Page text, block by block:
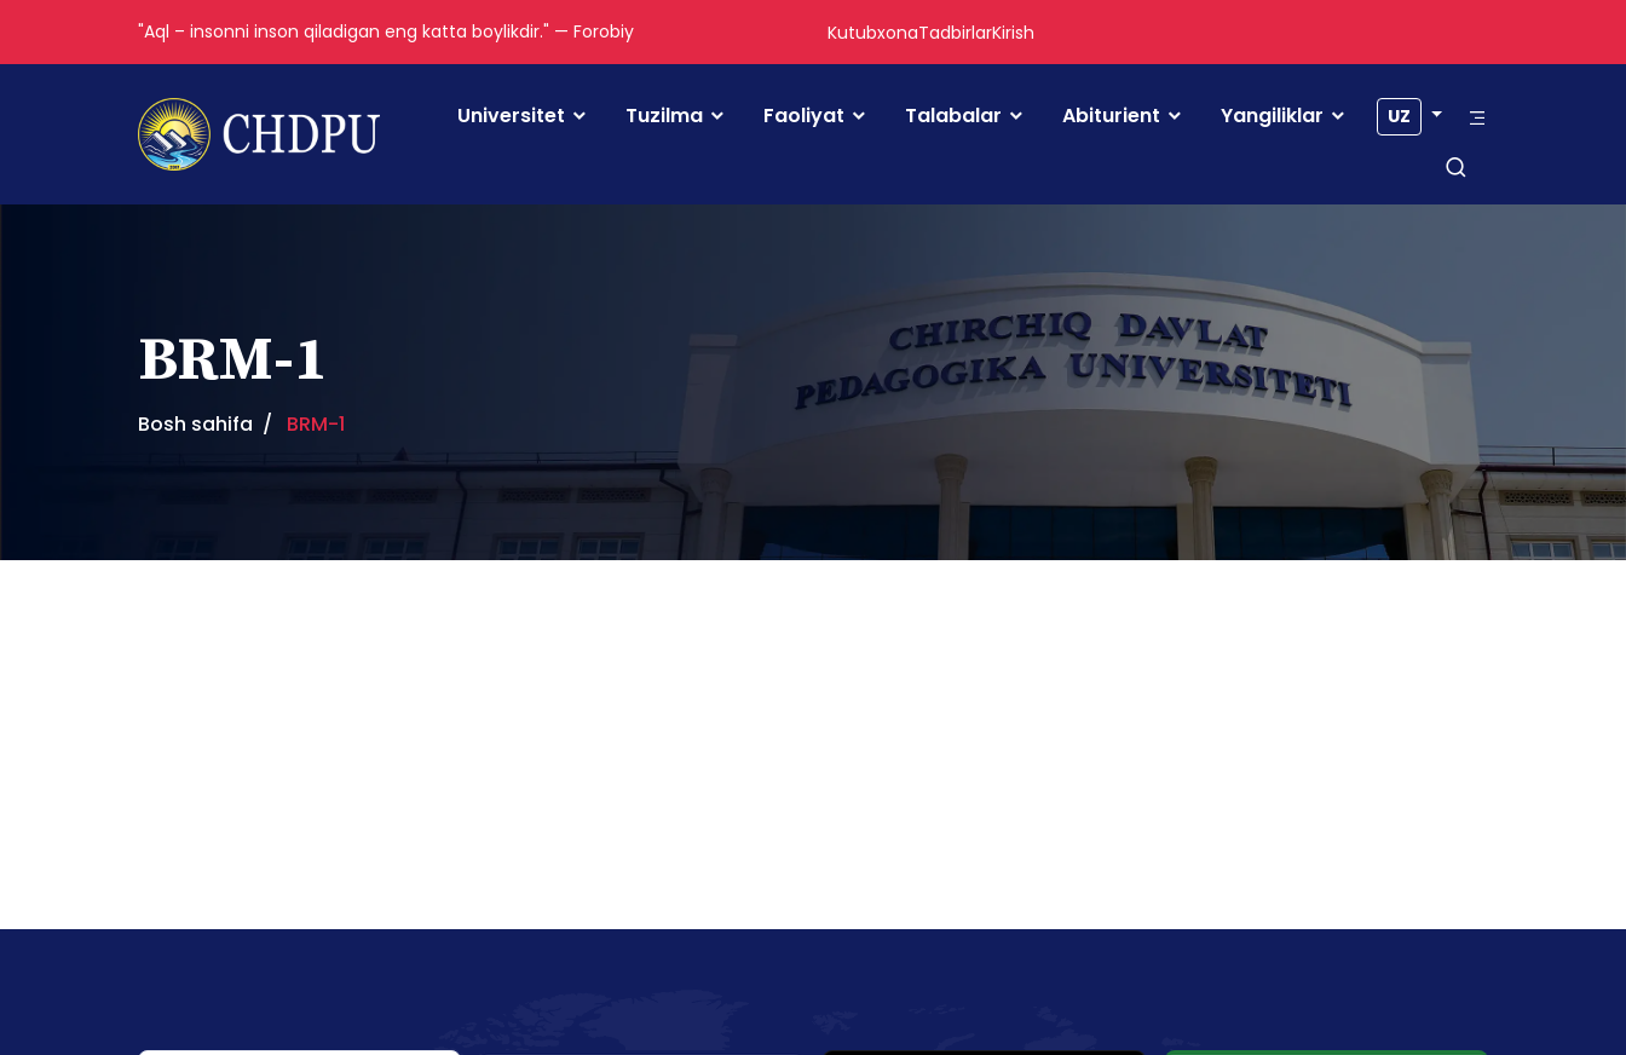
"Aql – insonni inson qiladigan eng katta boylikdir." — Forobiy KutubxonaTadbirlarKirish
Universitet Tuzilma Faoliyat Talabalar Abiturient Yangiliklar UZ
BRM-1
Bosh sahifa BRM-1